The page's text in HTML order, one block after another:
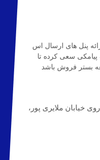
پنل های ارسال اس
پیامکی سعی کرده تا
بستر فروش باشد
خیابان ملایری پور،